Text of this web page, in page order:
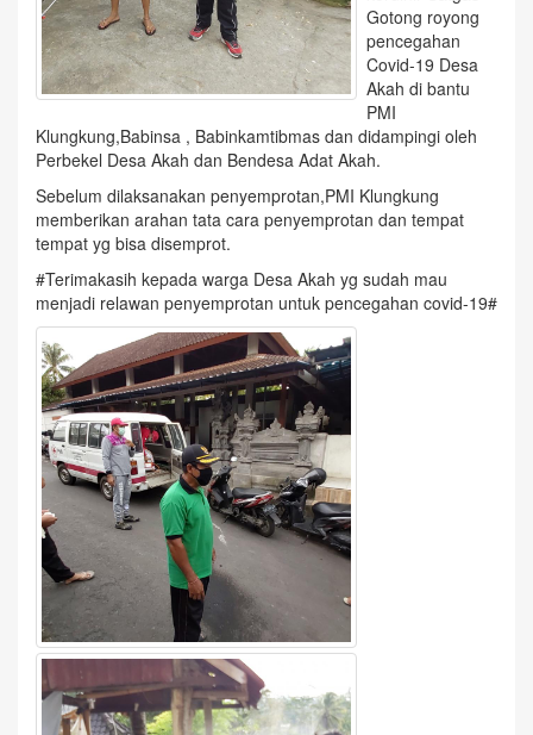
Gotong royong
pencegahan
Covid-19 Desa
Akah di bantu
PMI
Klungkung,Babinsa , Babinkamtibmas dan didampingi oleh
Perbekel Desa Akah dan Bendesa Adat Akah.
Sebelum dilaksanakan penyemprotan,PMI Klungkung
memberikan arahan tata cara penyemprotan dan tempat
tempat yg bisa disemprot.
#Terimakasih kepada warga Desa Akah yg sudah mau
menjadi relawan penyemprotan untuk pencegahan covid-19#